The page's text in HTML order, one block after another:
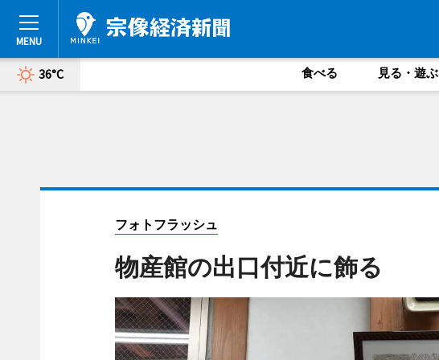
36°C 食べる 見る・遊ぶ
フォトフラッシュ
物産館の出口付近に飾る